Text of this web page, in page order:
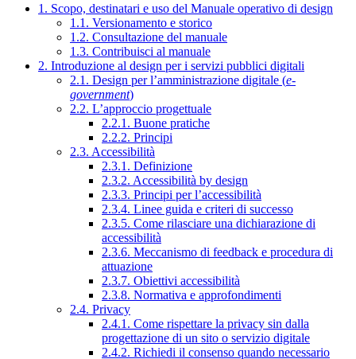
1. Scopo, destinatari e uso del Manuale operativo di design
1.1. Versionamento e storico
1.2. Consultazione del manuale
1.3. Contribuisci al manuale
2. Introduzione al design per i servizi pubblici digitali
2.1. Design per l’amministrazione digitale (e-
government)
2.2. L’approccio progettuale
2.2.1. Buone pratiche
2.2.2. Principi
2.3. Accessibilità
2.3.1. Definizione
2.3.2. Accessibilità by design
2.3.3. Principi per l’accessibilità
2.3.4. Linee guida e criteri di successo
2.3.5. Come rilasciare una dichiarazione di
accessibilità
2.3.6. Meccanismo di feedback e procedura di
attuazione
2.3.7. Obiettivi accessibilità
2.3.8. Normativa e approfondimenti
2.4. Privacy
2.4.1. Come rispettare la privacy sin dalla
progettazione di un sito o servizio digitale
2.4.2. Richiedi il consenso quando necessario